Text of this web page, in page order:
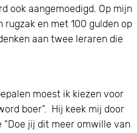
ook aangemoedigd. Op mijn
rugzak en met 100 gulden op
aan twee leraren die
moest ik kiezen voor
boer”. Hij keek mij door
jij dit meer omwille van